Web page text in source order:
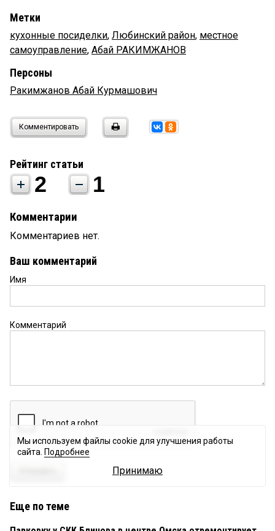
Метки
кухонные посиделки, Любинский район, местное
самоуправление, Абай РАКИМЖАНОВ
Персоны
Ракимжанов Абай Курмашович
Комментировать
Рейтинг статьи
2 1
Комментарии
Комментариев нет.
Ваш комментарий
Имя
Комментарий
Еще по теме
Мы используем файлы cookie для улучшения работы
сайта. Подробнее
Принимаю